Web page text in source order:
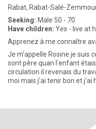
Rabat, Rabat-Salé-
Seeking: Male 50 - 70
Have children: Yes - live at
Apprenez à me connaître
Je m'appelle Rosine je suis
sont père quan l'enfant
circulation il revenais du
moi mais j'ai tenir bon et j'ai